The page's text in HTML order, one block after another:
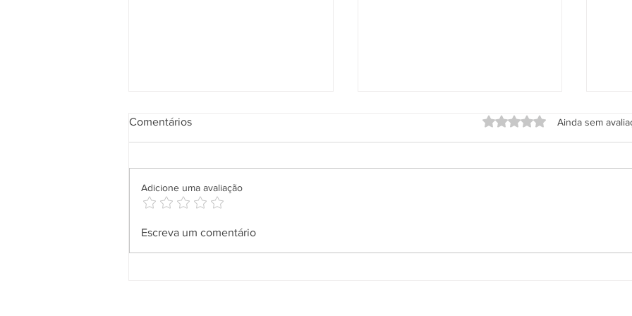
Salineira leva solidariedade a
com entrega de doações da
recursos, melhor usabilidade e
Comentários Avaliado com 0 de 5
Ainda sem
Adicione uma avaliação
Escreva um comentário